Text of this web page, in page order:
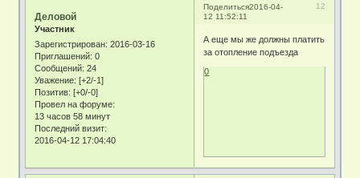
Поделиться 12
2016-04-
12 11:52:11
Деловой
Участник
Зарегистрирован: 2016-03-16
Приглашений: 0
Сообщений: 24
Уважение: [+2/-1]
Позитив: [+0/-0]
Провел на форуме:
13 часов 58 минут
Последний визит:
2016-04-12 17:04:40
А еще мы же должны платить
за отопление подъезда
0